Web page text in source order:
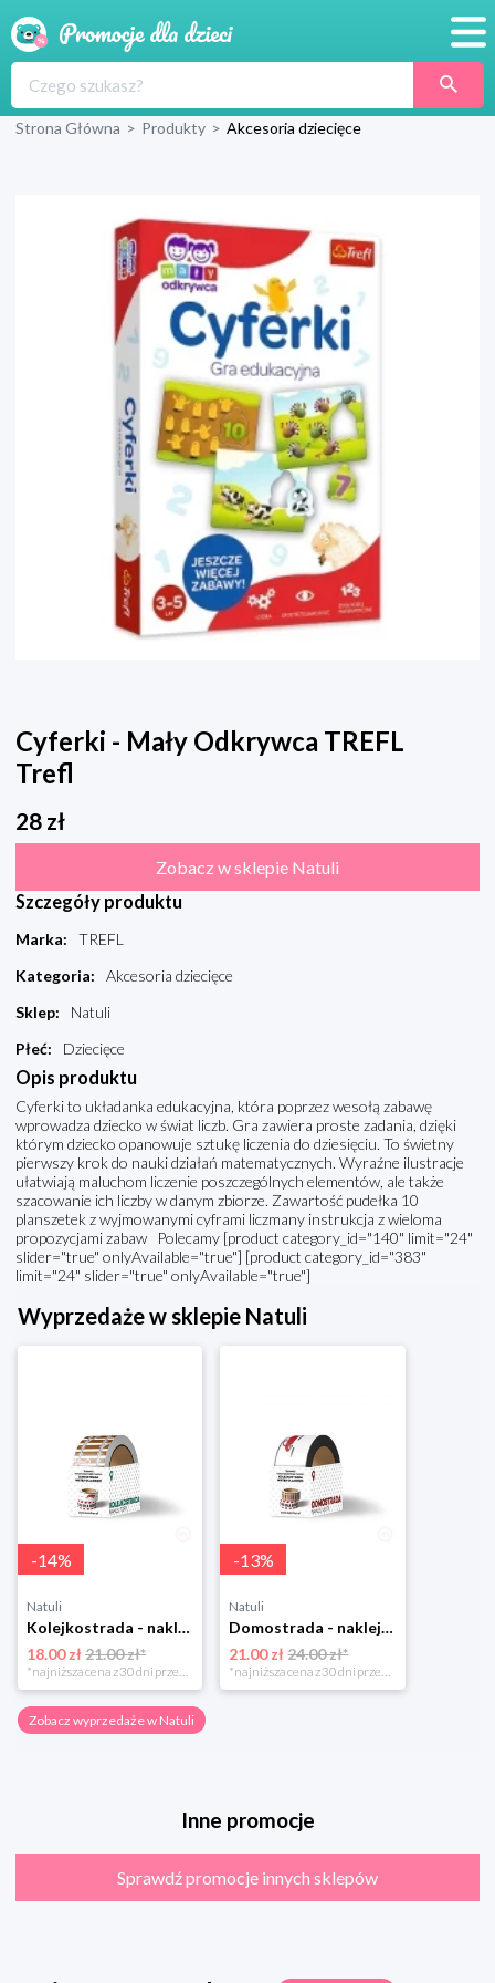
Produkty
Wyprawka
Strona Główna > Produkty > Akcesoria dziecięce
Cyferki - Mały Odkrywca TREFL
Trefl
28 zł
Zobacz w sklepie Natuli
Szczegóły produktu
Marka:
TREFL
Kategoria:
Akcesoria dziecięce
Sklep:
Natuli
Płeć: Dziecięce
Opis produktu
Cyferki to układanka edukacyjna, która poprzez wesołą zabawę
wprowadza dziecko w świat liczb. Gra zawiera proste zadania, dzięki
którym dziecko opanowuje sztukę liczenia do dziesięciu. To świetny
pierwszy krok do nauki działań matematycznych. Wyraźne ilustracje
ułatwiają maluchom liczenie poszczególnych elementów, ale także
szacowanie ich liczby w danym zbiorze. Zawartość pudełka 10
planszetek z wyjmowanymi cyframi liczmany instrukcja z wieloma
propozycjami zabaw Polecamy [product category_id="140" limit="24"
slider="true" onlyAvailable="true"] [product category_id="383"
limit="24" slider="true" onlyAvailable="true"]
Wyprzedaże w sklepie Natuli
-14%
Natuli
Kolejkostrada - naklejaj tory Zuzutoys
18.00 zł21.00 zł*
*najniższa cena z 30 dni przed obniżką
-13%
Natuli
Domostrada - naklejaj ulice Zuzutoys
21.00 zł 24.00 zł*
*najniższa cena z 30 dni przed obniżką
Zobacz wyprzedaże w Natuli
Inne promocje
Sprawdź promocje innych sklepów